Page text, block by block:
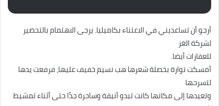
أرجو أن تساعديني في الاعتناء بكاميليا. يرجى الاهتمام بالتحضير
لشركة الغز
للعقارات أيضا.
أمسكت نوارة بخصلة شعرها هب نسيم خفيف عليها، فرفعت يدها
لتسرحها
وتعيدها إلى مكانها كانت تبدو أنيقة وساحرة جدًا حتى أثناء تمشيط